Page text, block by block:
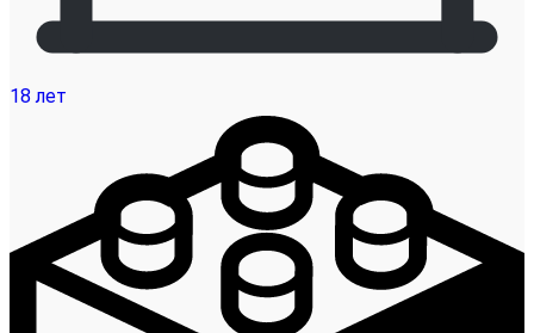
18 лет